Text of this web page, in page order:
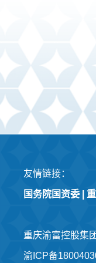
友情链接：
国务院国资委
重庆渝富控股集
渝ICP备